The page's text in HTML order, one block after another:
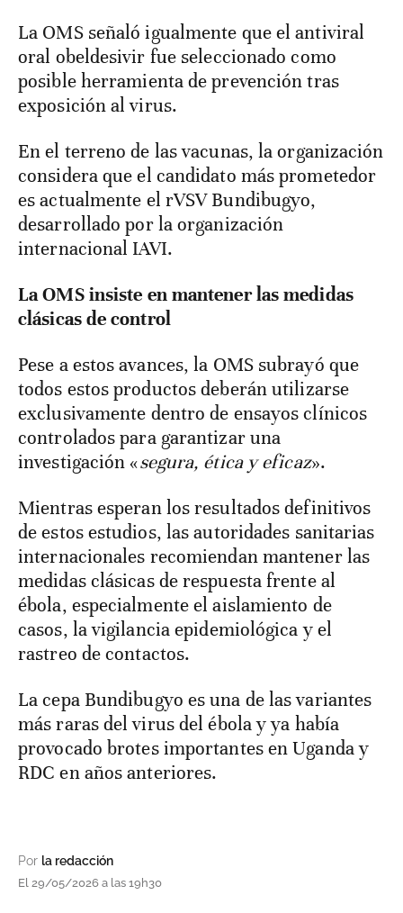
La OMS señaló igualmente que el antiviral
oral obeldesivir fue seleccionado como
posible herramienta de prevención tras
exposición al virus.
En el terreno de las vacunas, la organización
considera que el candidato más prometedor
es actualmente el rVSV Bundibugyo,
desarrollado por la organización
internacional IAVI.
La OMS insiste en mantener las medidas
clásicas de control
Pese a estos avances, la OMS subrayó que
todos estos productos deberán utilizarse
exclusivamente dentro de ensayos clínicos
controlados para garantizar una
investigación «segura, ética y eficaz».
Mientras esperan los resultados definitivos
de estos estudios, las autoridades sanitarias
internacionales recomiendan mantener las
medidas clásicas de respuesta frente al
ébola, especialmente el aislamiento de
casos, la vigilancia epidemiológica y el
rastreo de contactos.
La cepa Bundibugyo es una de las variantes
más raras del virus del ébola y ya había
provocado brotes importantes en Uganda y
RDC en años anteriores.
Por la redacción
El 29/05/2026 a las 19h30